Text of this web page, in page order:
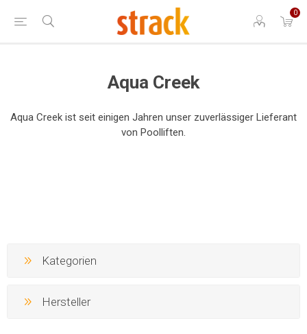
0
Aqua Creek
Aqua Creek ist seit einigen Jahren unser zuverlässiger Lieferant
von Poolliften.
Kategorien
Hersteller